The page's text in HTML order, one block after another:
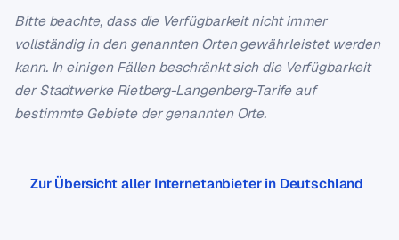
Bitte beachte, dass die Verfügbarkeit nicht immer
vollständig in den genannten Orten gewährleistet werden
kann. In einigen Fällen beschränkt sich die Verfügbarkeit
der Stadtwerke Rietberg-Langenberg-Tarife auf
bestimmte Gebiete der genannten Orte.
Zur Übersicht aller Internetanbieter in Deutschland